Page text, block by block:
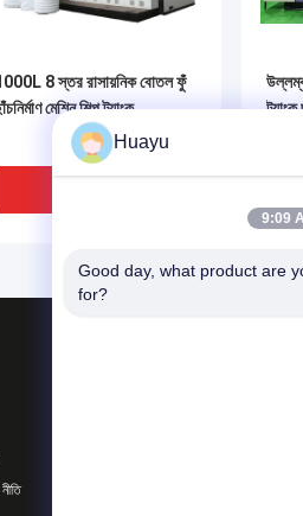
8 স্তর রাসায়নিক বোতল ফুঁ
মেশিন শিল্প ট্যাংক
ট্যাংক
Huayu
9:09
Good day, what product are
for?